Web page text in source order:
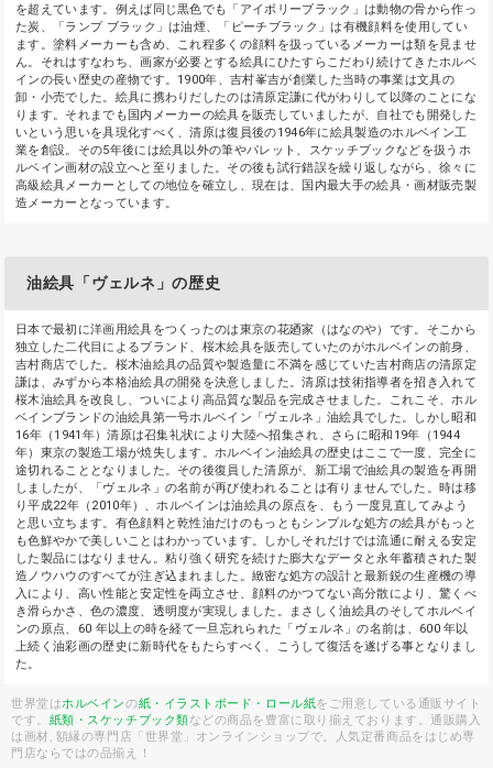
を超えています。例えば同じ黒色でも「アイボリーブラック」は動物の骨から作っ
た炭、「ランプ ブラック」は油煙、「ピーチブラック」は有機顔料を使用してい
ます。塗料メーカーも含め、これ程多くの顔料を扱っているメーカーは類を見ませ
ん。それはすなわち、画家が必要とする絵具にひたすらこだわり続けてきたホルベ
インの長い歴史の産物です。1900年、吉村峯吉が創業した当時の事業は文具の
卸・小売でした。絵具に携わりだしたのは清原定謙に代がわりして以降のことにな
ります。それまでも国内メーカーの絵具を販売していましたが、自社でも開発した
いという思いを具現化すべく、清原は復員後の1946年に絵具製造のホルベイン工
業を創設。その5年後には絵具以外の筆やパレット、スケッチブックなどを扱うホ
ルベイン画材の設立へと至りました。その後も試行錯誤を繰り返しながら、徐々に
高級絵具メーカーとしての地位を確立し、現在は、国内最大手の絵具・画材販売製
造メーカーとなっています。
油絵具「ヴェルネ」の歴史
日本で最初に洋画用絵具をつくったのは東京の花廼家（はなのや）です。そこから
独立した二代目によるブランド、桜木絵具を販売していたのがホルベインの前身、
吉村商店でした。桜木油絵具の品質や製造量に不満を感じていた吉村商店の清原定
謙は、みずから本格油絵具の開発を決意しました。清原は技術指導者を招き入れて
桜木油絵具を改良し、ついにより高品質な製品を完成させました。これこそ、ホル
ベインブランドの油絵具第一号ホルベイン「ヴェルネ」油絵具でした。しかし昭和
16年（1941年）清原は召集礼状により大陸へ招集され、さらに昭和19年（1944
年）東京の製造工場が焼失します。ホルベイン油絵具の歴史はここで一度、完全に
途切れることとなりました。その後復員した清原が、新工場で油絵具の製造を再開
しましたが、「ヴェルネ」の名前が再び使われることは有りませんでした。時は移
り平成22年（2010年）、ホルベインは油絵具の原点を、もう一度見直してみよう
と思い立ちます。有色顔料と乾性油だけのもっともシンプルな処方の絵具がもっと
も色鮮やかで美しいことはわかっています。しかしそれだけでは流通に耐える安定
した製品にはなりません。粘り強く研究を続けた膨大なデータと永年蓄積された製
造ノウハウのすべてが注ぎ込まれました。緻密な処方の設計と最新鋭の生産機の導
入により、高い性能と安定性を両立させ、顔料のかつてない高分散により、驚くべ
き滑らかさ、色の濃度、透明度が実現しました。まさしく油絵具のそしてホルベイ
ンの原点、60 年以上の時を経て一旦忘れられた「ヴェルネ」の名前は、600 年以
上続く油彩画の歴史に新時代をもたらすべく、こうして復活を遂げる事となりまし
た。
世界堂はホルベインの紙・イラストボード・ロール紙をご用意している通販サイト
です。 紙類・スケッチブック類などの商品を豊富に取り揃えております。通販購入
は画材, 額縁の専門店「世界堂」オンラインショップで。人気定番商品をはじめ専
門店ならではの品揃え！